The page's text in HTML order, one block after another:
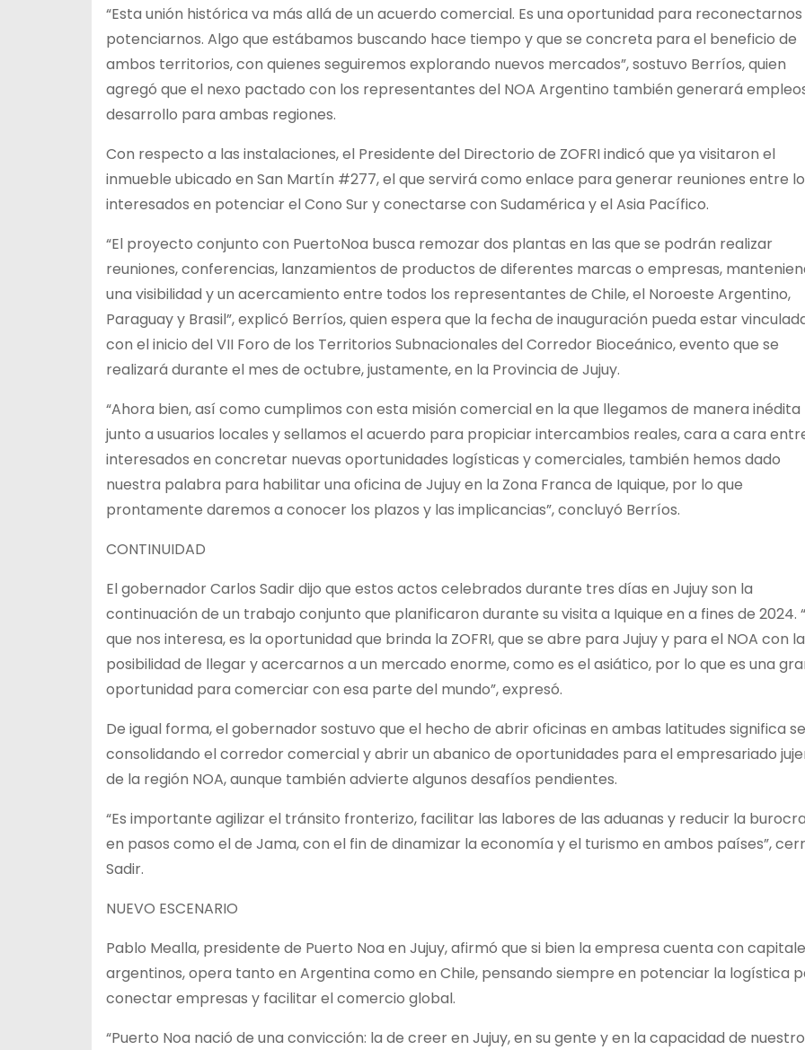
“Esta unión histórica va más allá de un acuerdo comercial. Es una oportunidad para
potenciarnos. Algo que estábamos buscando hace tiempo y que se concreta para el beneficio de
ambos territorios, con quienes seguiremos explorando nuevos mercados”, sostuvo Berríos, quien
agregó que el nexo pactado con los representantes del NOA Argentino también generará
desarrollo para ambas regiones.
Con respecto a las instalaciones, el Presidente del Directorio de ZOFRI indicó que ya visitaron el
inmueble ubicado en San Martín #277, el que servirá como enlace para generar reuniones entre
interesados en potenciar el Cono Sur y conectarse con Sudamérica y el Asia Pacífico.
“El proyecto conjunto con PuertoNoa busca remozar dos plantas en las que se podrán realizar
reuniones, conferencias, lanzamientos de productos de diferentes marcas o empresas,
una visibilidad y un acercamiento entre todos los representantes de Chile, el Noroeste Argentino,
Paraguay y Brasil”, explicó Berríos, quien espera que la fecha de inauguración pueda estar
con el inicio del VII Foro de los Territorios Subnacionales del Corredor Bioceánico, evento que se
realizará durante el mes de octubre, justamente, en la Provincia de Jujuy.
“Ahora bien, así como cumplimos con esta misión comercial en la que llegamos de manera inédita
junto a usuarios locales y sellamos el acuerdo para propiciar intercambios reales, cara a cara
interesados en concretar nuevas oportunidades logísticas y comerciales, también hemos dado
nuestra palabra para habilitar una oficina de Jujuy en la Zona Franca de Iquique, por lo que
prontamente daremos a conocer los plazos y las implicancias”, concluyó Berríos.
CONTINUIDAD
El gobernador Carlos Sadir dijo que estos actos celebrados durante tres días en Jujuy son la
continuación de un trabajo conjunto que planificaron durante su visita a Iquique en a fines de 2024.
que nos interesa, es la oportunidad que brinda la ZOFRI, que se abre para Jujuy y para el NOA con la
posibilidad de llegar y acercarnos a un mercado enorme, como es el asiático, por lo que es una
oportunidad para comerciar con esa parte del mundo”, expresó.
De igual forma, el gobernador sostuvo que el hecho de abrir oficinas en ambas latitudes significa
consolidando el corredor comercial y abrir un abanico de oportunidades para el empresariado
de la región NOA, aunque también advierte algunos desafíos pendientes.
“Es importante agilizar el tránsito fronterizo, facilitar las labores de las aduanas y reducir la
en pasos como el de Jama, con el fin de dinamizar la economía y el turismo en ambos países”,
Sadir.
NUEVO ESCENARIO
Pablo Mealla, presidente de Puerto Noa en Jujuy, afirmó que si bien la empresa cuenta con
argentinos, opera tanto en Argentina como en Chile, pensando siempre en potenciar la logística
conectar empresas y facilitar el comercio global.
“Puerto Noa nació de una convicción: la de creer en Jujuy, en su gente y en la capacidad de